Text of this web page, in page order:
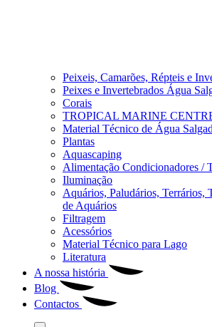
Peixeis, Camarões, Répteis e
Peixes e Invertebrados Água
Corais
TROPICAL MARINE
Material Técnico de Água
Plantas
Aquascaping
Alimentação Condicionadores /
Iluminação
Aquários, Paludários, Terrários,
de Aquários
Filtragem
Acessórios
Material Técnico para Lago
Literatura
A nossa história
Blog
Contactos